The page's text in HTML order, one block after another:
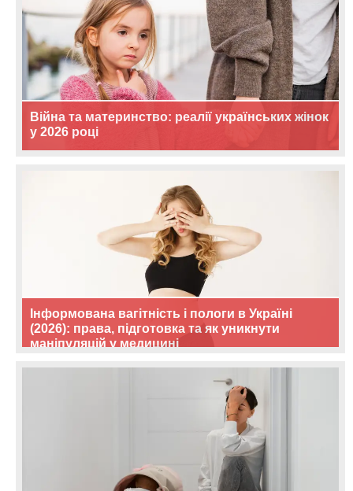
Війна та материнство: реалії українських жінок
у 2026 році
Інформована вагітність і пологи в Україні
(2026): права, підготовка та як уникнути
маніпуляцій у медицині